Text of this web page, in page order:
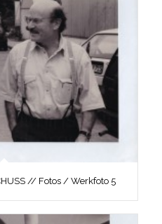
// Fotos / Werkfoto 5